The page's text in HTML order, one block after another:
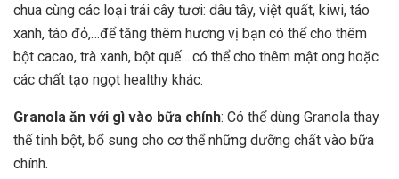
chua cùng các loại trái cây tươi: dâu tây, việt quất, kiwi, táo
xanh, táo đỏ,…để tăng thêm hương vị bạn có thể cho thêm
bột cacao, trà xanh, bột quế….có thể cho thêm mật ong hoặc
các chất tạo ngọt healthy khác.
Granola ăn với gì vào bữa chính: Có thể dùng Granola thay
thế tinh bột, bổ sung cho cơ thể những dưỡng chất vào bữa
chính.